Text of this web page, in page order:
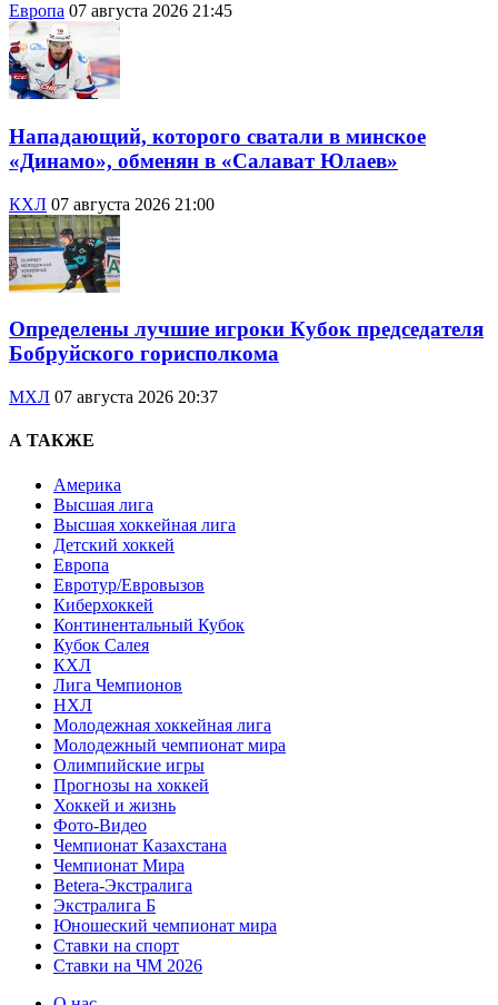
Европа 07 августа 2026 21:45
Нападающий, которого сватали в минское
«Динамо», обменян в «Салават Юлаев»
КХЛ 07 августа 2026 21:00
Определены лучшие игроки Кубок председателя
Бобруйского горисполкома
МХЛ 07 августа 2026 20:37
А ТАКЖЕ
Америка
Высшая лига
Высшая хоккейная лига
Детский хоккей
Европа
Евротур/Евровызов
Киберхоккей
Континентальный Кубок
Кубок Салея
КХЛ
Лига Чемпионов
НХЛ
Молодежная хоккейная лига
Молодежный чемпионат мира
Олимпийские игры
Прогнозы на хоккей
Хоккей и жизнь
Фото-Видео
Чемпионат Казахстана
Чемпионат Мира
Betera-Экстралига
Экстралига Б
Юношеский чемпионат мира
Ставки на спорт
Ставки на ЧМ 2026